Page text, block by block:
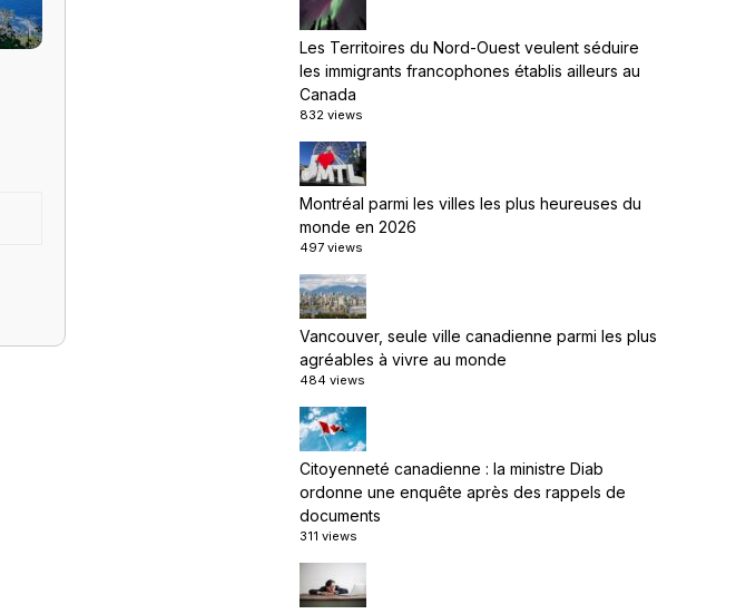
Les Territoires du Nord-Ouest veulent séduire
les immigrants francophones établis ailleurs au
Canada
832 views
Montréal parmi les villes les plus heureuses du
monde en 2026
497 views
Vancouver, seule ville canadienne parmi les plus
agréables à vivre au monde
484 views
Citoyenneté canadienne : la ministre Diab
ordonne une enquête après des rappels de
documents
311 views